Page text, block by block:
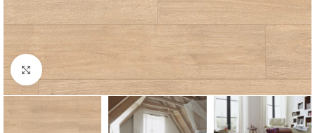
Click to enlarge